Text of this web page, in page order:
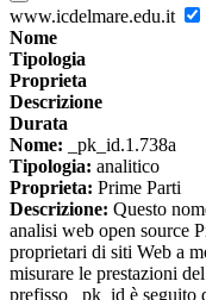
www.icdelmare.edu.it
Nome
Tipologia
Proprieta
Descrizione
Durata
Nome: _pk_id.1.738a
Tipologia: analitico
Proprieta: Prime Parti
Descrizione: Questo
analisi web open source
proprietari di siti Web a
misurare le prestazioni
prefisso _pk_id è seguito